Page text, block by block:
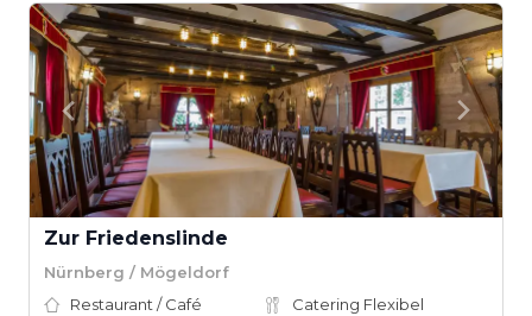
Zur Friedenslinde
Nürnberg / Mögeldorf
Restaurant / Café
Catering Flexibel